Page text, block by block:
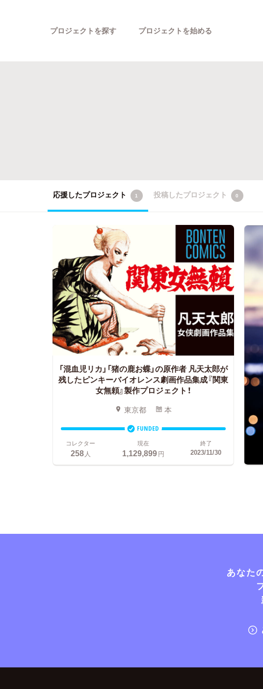
プロジェクトを探す プロジェクトを始める
応援したプロジェクト 1 投稿したプロジェクト 0
「混血児リカ」「猪の鹿お蝶」の原作者 凡天太郎が
残したピンキーバイオレンス劇画作品集成『関東
女無頼』製作プロジェクト！
東京都 本
FUNDED
コレクター
258人
現在
1,129,899円
終了
2023/11/30
あなた